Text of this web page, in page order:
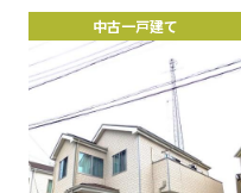
中古一戸建て